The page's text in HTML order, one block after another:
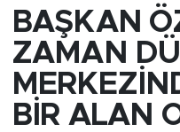
BAŞKAN
ZAMAN
BİR ALAN
Spor
Siyaset
Yerel Haber
Düzce Trafik
Süper Lig Puan
Tüm Manşetler